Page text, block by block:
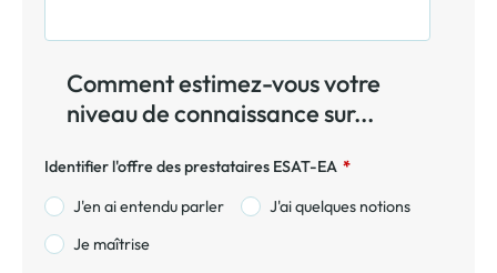
Comment estimez-vous votre
niveau de connaissance sur...
Identifier l'offre des prestataires ESAT-EA *
J'en ai entendu parler
J'ai quelques notions
Je maîtrise